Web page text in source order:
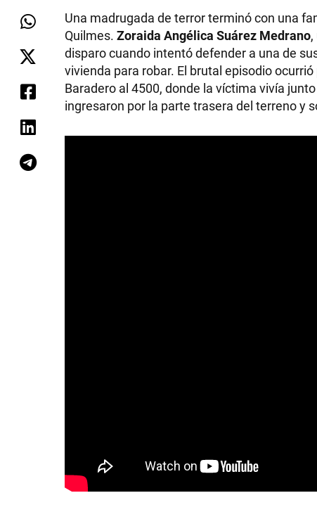
Una madrugada de terror terminó con una
Quilmes. Zoraida Angélica Suárez Medrano
disparo cuando intentó defender a una de
vivienda para robar. El brutal episodio
Baradero al 4500, donde la víctima vivía
ingresaron por la parte trasera del terreno y